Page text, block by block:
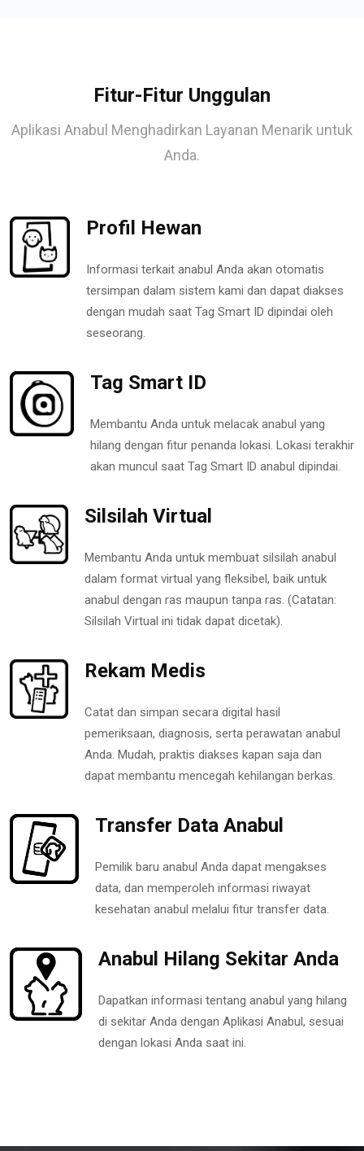
Fitur-Fitur Unggulan
Aplikasi Anabul Menghadirkan Layanan Menarik untuk
Anda.
Profil Hewan
Informasi terkait anabul Anda akan otomatis
tersimpan dalam sistem kami dan dapat diakses
dengan mudah saat Tag Smart ID dipindai oleh
seseorang.
Tag Smart ID
Membantu Anda untuk melacak anabul yang
hilang dengan fitur penanda lokasi. Lokasi terakhir
akan muncul saat Tag Smart ID anabul dipindai.
Silsilah Virtual
Membantu Anda untuk membuat silsilah anabul
dalam format virtual yang fleksibel, baik untuk
anabul dengan ras maupun tanpa ras. (Catatan:
Silsilah Virtual ini tidak dapat dicetak).
Rekam Medis
Catat dan simpan secara digital hasil
pemeriksaan, diagnosis, serta perawatan anabul
Anda. Mudah, praktis diakses kapan saja dan
dapat membantu mencegah kehilangan berkas.
Transfer Data Anabul
Pemilik baru anabul Anda dapat mengakses
data, dan memperoleh informasi riwayat
kesehatan anabul melalui fitur transfer data.
Anabul Hilang Sekitar Anda
Dapatkan informasi tentang anabul yang hilang
di sekitar Anda dengan Aplikasi Anabul, sesuai
dengan lokasi Anda saat ini.